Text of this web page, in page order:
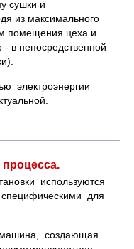
сушки и
из максимального
помещения цеха и
- в непосредственной
электроэнергии
процесса.
используются
для
машина, создающая